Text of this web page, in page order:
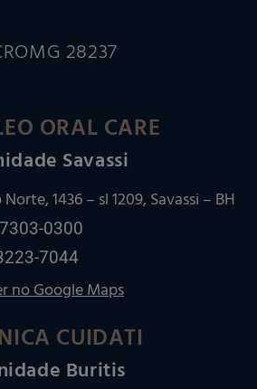
28237
ORAL CARE
Savassi
1436 – sl 1209, Savassi – BH
0300
7044
no Google Maps
CUIDATI
Buritis